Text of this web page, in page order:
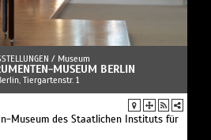
/ Museum
MUSEUM BERLIN
Tiergartenstr. 1
Museum des Staatlichen Instituts für